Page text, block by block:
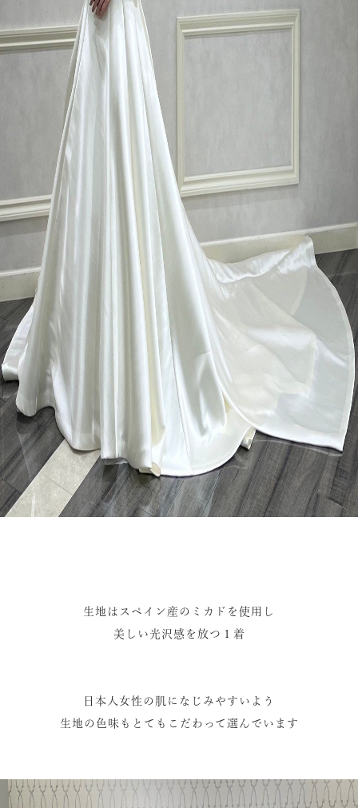
生地はスペイン産のミカドを使用し
美しい光沢感を放つ１着
日本人女性の肌になじみやすいよう
生地の色味もとてもこだわって選んでいます